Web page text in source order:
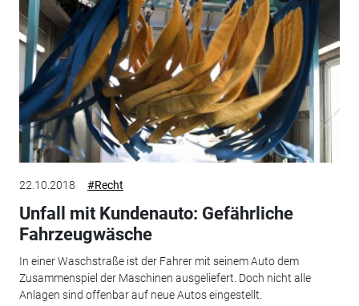
22.10.2018 #Recht
Unfall mit Kundenauto: Gefährliche
Fahrzeugwäsche
In einer Waschstraße ist der Fahrer mit seinem Auto dem
Zusammenspiel der Maschinen ausgeliefert. Doch nicht alle
Anlagen sind offenbar auf neue Autos eingestellt.